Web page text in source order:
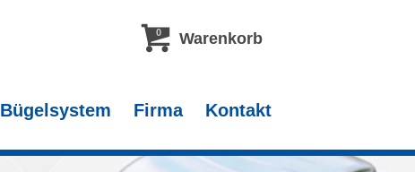
0 Warenkorb
Bügelsystem Firma Kontakt